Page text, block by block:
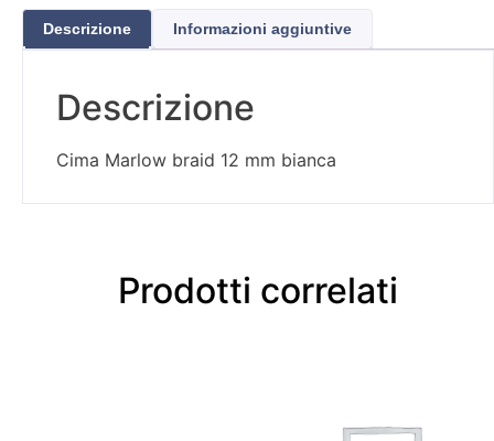
Descrizione Informazioni aggiuntive
Descrizione
Cima Marlow braid 12 mm bianca
Prodotti correlati